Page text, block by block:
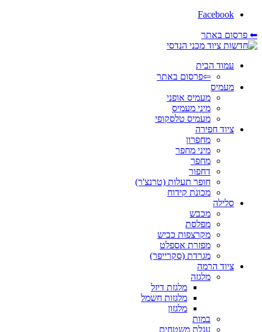
Facebook
⬅ פרסום באתר
עמוד הבית
⇦פרסום באתר
מעמיס
מעמיס אופני
מיני מעמיס
מעמיס טלסקופי
ציוד חפירה
מחפרון
מיני מחפר
מחפר
דחפור
חופר תעלות (טרנצ'ר)
מכונת קידוח
סלילה
מכבש
מפלסת
מקרצפות כביש
מפזרת אספלט
מגרדת (סקרייפר)
ציוד הרמה
מלגזה
מלגזת דיזל
מלגזות חשמל
מלגזון
במות
עגלת משטחים